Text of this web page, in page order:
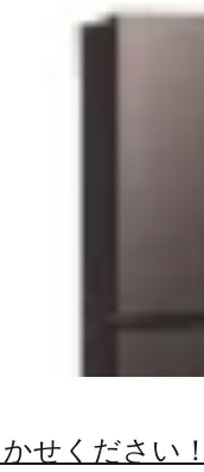
せください！